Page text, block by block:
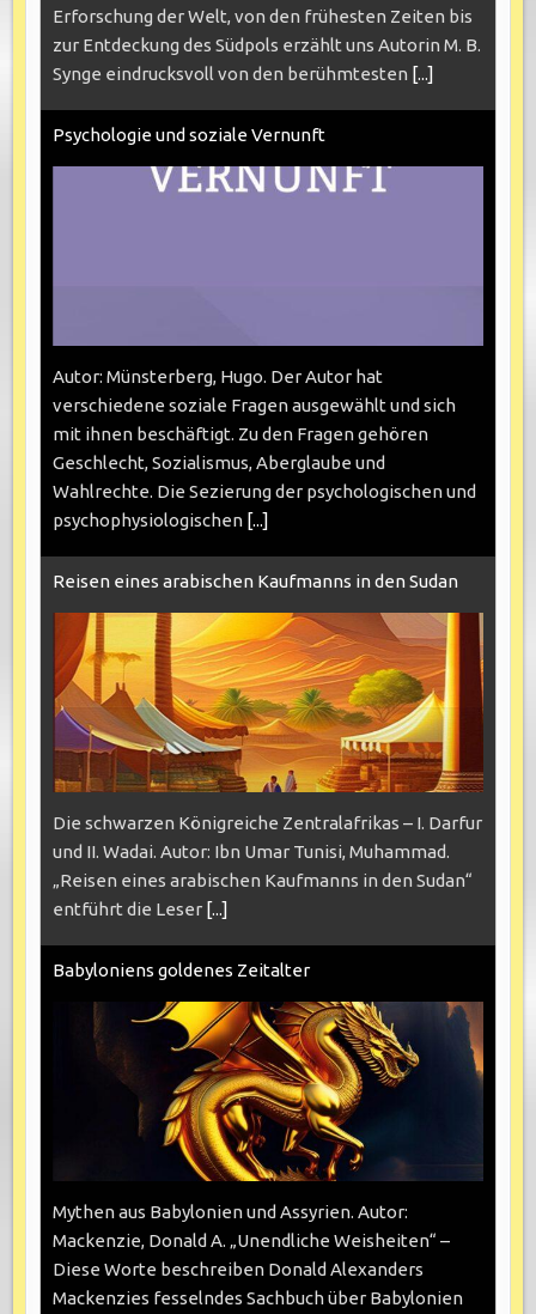
Erforschung der Welt, von den frühesten Zeiten bis
zur Entdeckung des Südpols erzählt uns Autorin M. B.
Synge eindrucksvoll von den berühmtesten [...]
Psychologie und soziale Vernunft
Autor: Münsterberg, Hugo. Der Autor hat
verschiedene soziale Fragen ausgewählt und sich
mit ihnen beschäftigt. Zu den Fragen gehören
Geschlecht, Sozialismus, Aberglaube und
Wahlrechte. Die Sezierung der psychologischen und
psychophysiologischen [...]
Reisen eines arabischen Kaufmanns in den Sudan
Die schwarzen Königreiche Zentralafrikas – I. Darfur
und II. Wadai. Autor: Ibn Umar Tunisi, Muhammad.
„Reisen eines arabischen Kaufmanns in den Sudan“
entführt die Leser [...]
Babyloniens goldenes Zeitalter
Mythen aus Babylonien und Assyrien. Autor:
Mackenzie, Donald A. „Unendliche Weisheiten“ –
Diese Worte beschreiben Donald Alexanders
Mackenzies fesselndes Sachbuch über Babylonien